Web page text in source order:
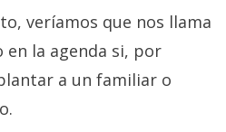
veríamos que nos llama
la agenda si, por
a un familiar o